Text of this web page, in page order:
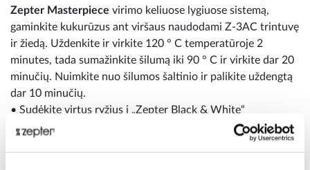
Zepter Masterpiece virimo keliuose lygiuose sistemą,
gaminkite kukurūzus ant viršaus naudodami Z-3AC trintuvę
ir žiedą. Uždenkite ir virkite 120 ° C temperatūroje 2
minutes, tada sumažinkite šilumą iki 90 ° C ir virkite dar 20
minučių. Nuimkite nuo šilumos šaltinio ir palikite uždengtą
dar 10 minučių.
• Sudėkite virtus ryžius į „Zepter Black & White“
serviravimo dubenėlį. Nuimkite kukurūzų branduolius nuo
burbuolės koto ir sumaišykite su ryžiais, smulkintais